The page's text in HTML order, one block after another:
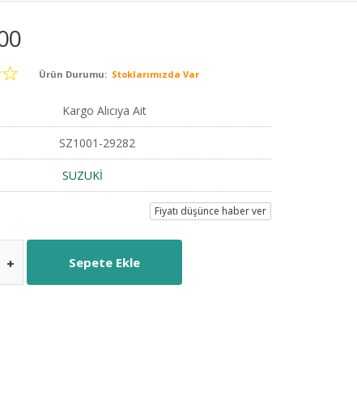
Ürün Durumu: Stoklarımızda Var
Kargo Alıcıya Ait
SZ1001-29282
SUZUKİ
Fiyatı düşünce haber ver